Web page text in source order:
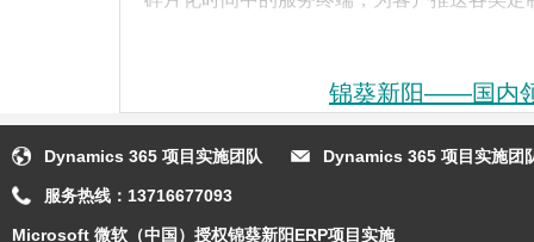
赋能员工：赋能业务主管无代码创建业务流
能，业务主管可以随时进行多维度分析。
自动化客群细分：在活动、邮件、微信、购
像，进行客群细分
锦葵新阳——国内
Dynamics 365 项目实施团队 Dynamics 365 项目实施团
服务热线： 13716677093
Microsoft 微软（中国）授权锦葵新阳ERP项目实施